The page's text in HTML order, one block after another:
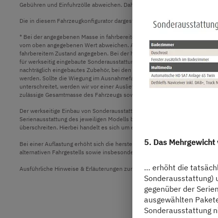
Gebühren und Einfuhrzölle abweichen. Daher wird empfohlen, einen
Die in diesem Fahrzeugkonfigurator dargestellten Bilder dienen lediglich
* Bei der angegebenen Masse in fahrbereitem Zustand handelt es sich
vom oben angegebenen Wert abweichen. Abweichungen von bis zu ± 5
fahrbereitem Zustand angegeben. Bei der herstellerseitig festgelegten
für werkseitig eingebaute Sonderausstattung maximal zur Verfügung
nachträglich eingebautes Zubehör, bei den von Dethleffs ausgelieferten
werden. Sollte die Wiegung im Ausnahmefall ergeben, dass die
unterschreitet, werden wir vor einer Auslieferung des Fahrzeugs
zulässige Gesamtmasse des Fahrzeugs sowie die technisch zulässige
Der werkseitige Einbau von Sonderausstattung erhöht die tatsächliche
Serienausstattung des jeweiligen Modells bzw. Grundrisses aus. Das
überschreiten. Hierbei handelt es sich um einen für jeden Typ und
Bei einer Auflastung erhöht sich die herstellerseitig festgelegte Masse für
alternativen Fahrgestells sowie insbesondere das Gewicht für ggf.
Ausführliche Hinweise & Erläuterungen zur Gewichtsthematik und zur
5. Das
… erhöht die
Sonderausstattung)
gegenüber der
ausgewählten
Sonderausstattung